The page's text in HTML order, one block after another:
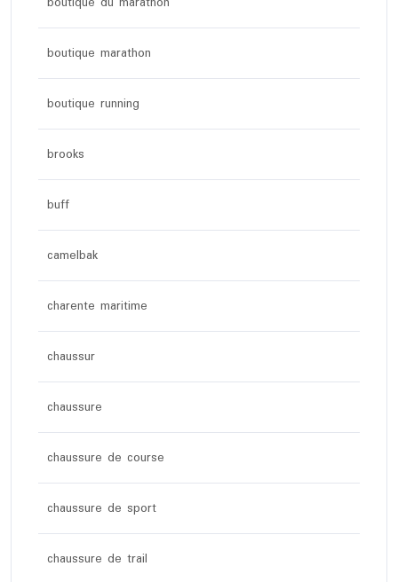
boutique marathon
boutique running
brooks
buff
camelbak
charente maritime
chaussur
chaussure
chaussure de course
chaussure de sport
chaussure de trail